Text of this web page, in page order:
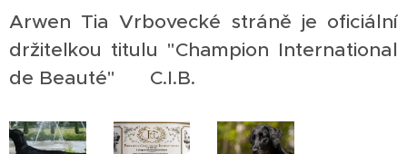
Arwen Tia Vrbovecké stráně je oficiální
držitelkou titulu "Champion International
de Beauté" ❤ C.I.B. ❤